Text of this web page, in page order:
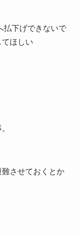
払下げできないで
ほしい
させておくとか